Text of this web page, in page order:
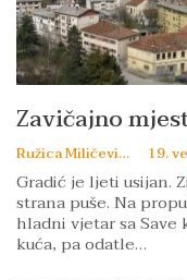
Zavičajno
Ružica Miličević 19.
Gradić je ljeti usijan.
strana puše. Na
hladni vjetar sa Save
kuća, pa odatle…